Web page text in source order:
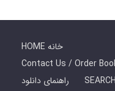
HOME خانه
راهنمای دانلود